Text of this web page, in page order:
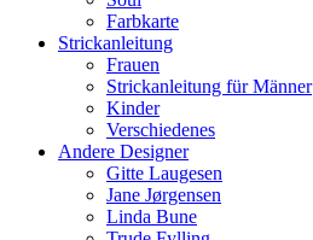
Farbkarte
Strickanleitung
Frauen
Strickanleitung für Männer
Kinder
Verschiedenes
Andere Designer
Gitte Laugesen
Jane Jørgensen
Linda Bune